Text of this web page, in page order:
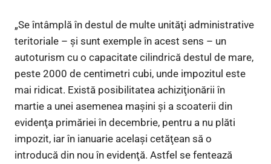
„Se întâmplă în destul de multe unităţi administrative
teritoriale – şi sunt exemple în acest sens – un
autoturism cu o capacitate cilindrică destul de mare,
peste 2000 de centimetri cubi, unde impozitul este
mai ridicat. Există posibilitatea achiziţionării în
martie a unei asemenea maşini şi a scoaterii din
evidenţa primăriei în decembrie, pentru a nu plăti
impozit, iar în ianuarie acelaşi cetăţean să o
introducă din nou în evidenţă. Astfel se fentează